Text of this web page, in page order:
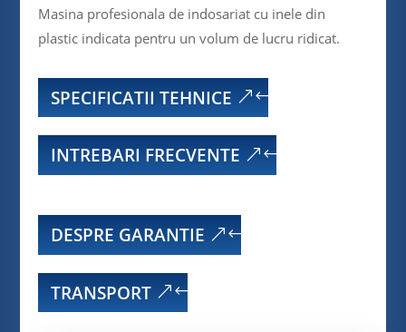
Masina profesionala de indosariat cu inele din
plastic indicata pentru un volum de lucru ridicat.
SPECIFICATII TEHNICE
INTREBARI FRECVENTE
DESPRE GARANTIE
TRANSPORT